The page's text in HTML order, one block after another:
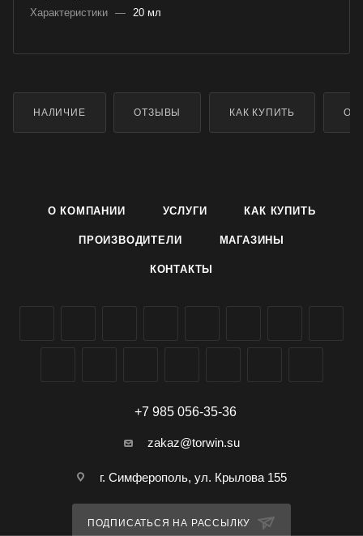
Характеристики — 20 мл
НАЛИЧИЕ ОТЗЫВЫ КАК КУПИТЬ
О КОМПАНИИ УСЛУГИ КАК КУПИТЬ
ПРОИЗВОДИТЕЛИ МАГАЗИНЫ
КОНТАКТЫ
+7 985 056-35-36
zakaz@torwin.su
г. Симферополь, ул. Крылова 155
ПОДПИСАТЬСЯ НА РАССЫЛКУ